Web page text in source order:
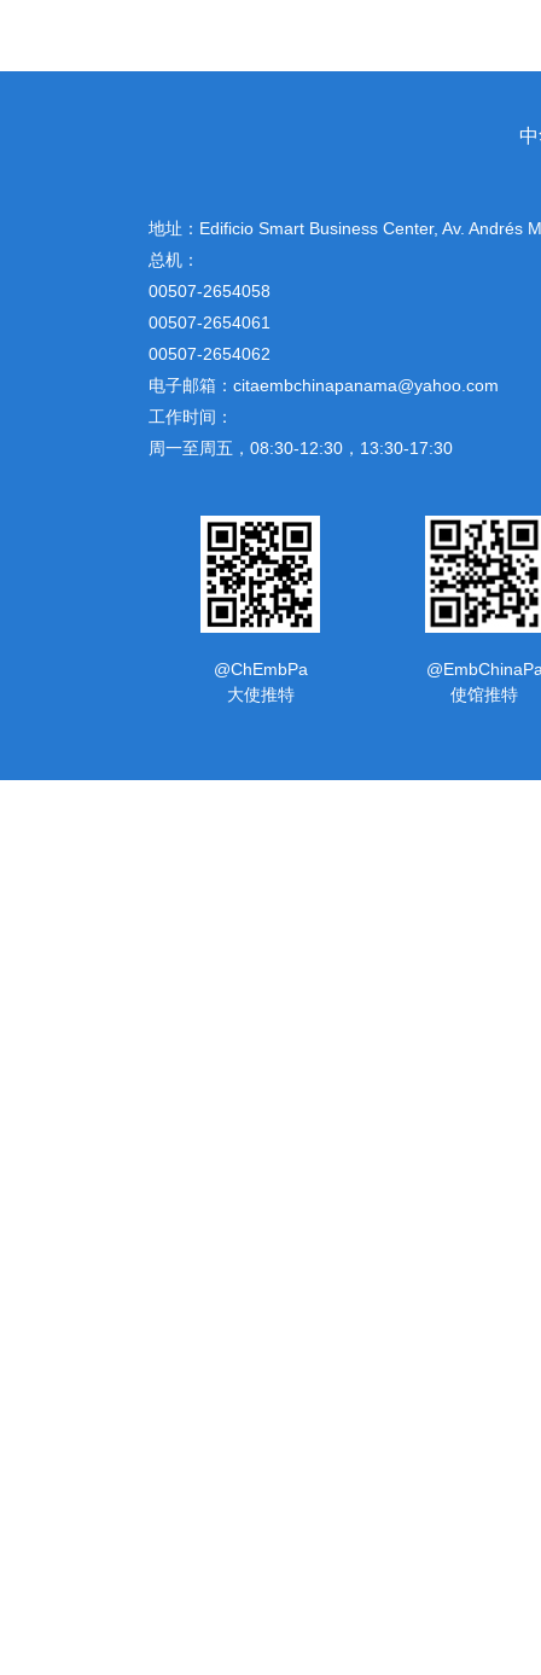
地址： Edificio Smart Business Center, Av. Andrés
总机：
00507-2654058
00507-2654061
00507-2654062
电子邮箱：citaembchinapanama@yahoo.com
工作时间：
周一至周五，08:30-12:30，13:30-17:30
@ChEmbPa
大使推特
使馆推特